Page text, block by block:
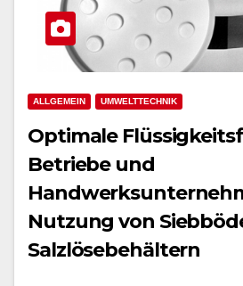
ALLGEMEIN UMWELTTECHNIK
Optimale
Betriebe und
Nutzung von
Salzlösebehältern